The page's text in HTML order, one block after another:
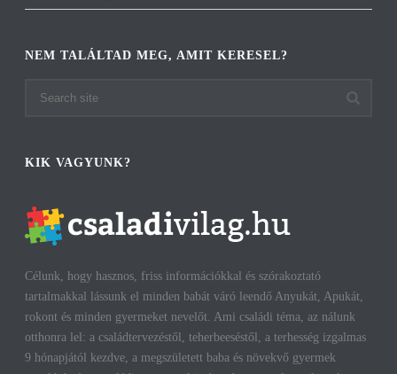
NEM TALÁLTAD MEG, AMIT KERESEL?
KIK VAGYUNK?
Célunk, hogy hasznos, friss információkkal és szórakoztató
tartalmakkal lássunk el minden babát váró leendő Anyukát, Apukát,
rokont és minden gyermeket nevelőt. Ami családi téma, az nálunk
otthonra lel: a családtervezéstől, teherbeeséstől, a terhesség izgalmas
9 hónapjától kezdve, a megszületett baba és növekvő gyermek